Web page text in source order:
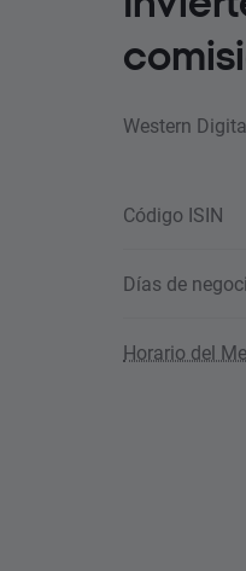
Western
Código ISIN
Días de
Horario del